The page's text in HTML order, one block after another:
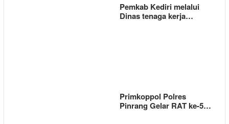
Pemkab Kediri melalui
Dinas tenaga kerja…
Primkoppol Polres
Pinrang Gelar RAT ke-5…